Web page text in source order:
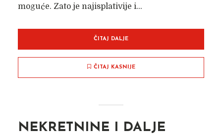
moguće. Zato je najisplativije i...
ČITAJ DALJE
ČITAJ KASNIJE
NEKRETNINE I DALJE